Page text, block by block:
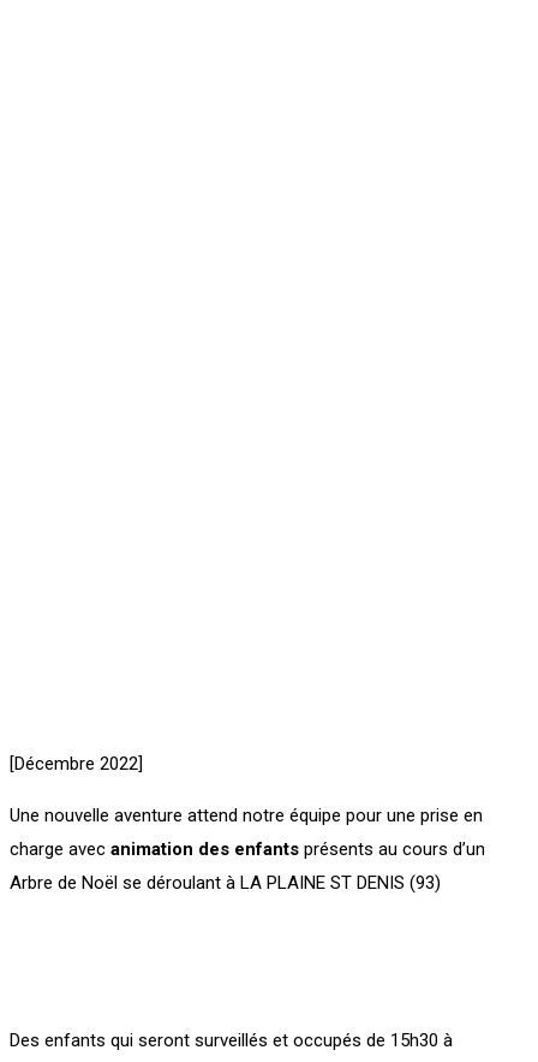
[Décembre 2022]
Une nouvelle aventure attend notre équipe pour une prise en
charge avec animation des enfants présents au cours d’un
Arbre de Noël se déroulant à LA PLAINE ST DENIS (93)
Des enfants qui seront surveillés et occupés de 15h30 à